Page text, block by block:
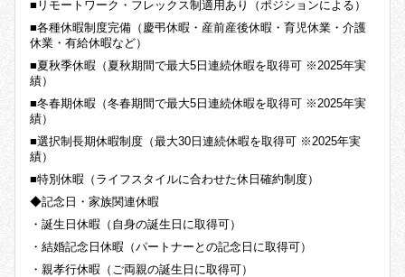
■リモートワーク・フレックス制適用あり（ポジションによる）
■各種休暇制度完備（慶弔休暇・産前産後休暇・育児休業・介護
休業・有給休暇など）
■夏秋季休暇（夏秋期間で最大5日連続休暇を取得可 ※2025年実
績）
■冬春期休暇（冬春期間で最大5日連続休暇を取得可 ※2025年実
績）
■選択制長期休暇制度（最大30日連続休暇を取得可 ※2025年実
績）
■特別休暇（ライフスタイルに合わせた休日確約制度）
◆記念日・家族関連休暇
・誕生日休暇（自身の誕生日に取得可）
・結婚記念日休暇（パートナーとの記念日に取得可）
・親孝行休暇（ご両親の誕生日に取得可）